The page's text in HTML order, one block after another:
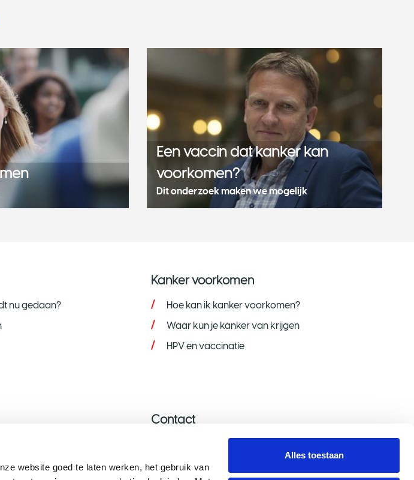
website goed te laten werken, het gebruik van
Alles toestaan
Een vaccin dat kanker kan
voorkomen?
Dit onderzoek maken we mogelijk
nu gedaan?
Kanker voorkomen
Hoe kan ik kanker voorkomen?
Waar kun je kanker van krijgen
HPV en vaccinatie
Contact
Donatie wijzigen/opzeggen